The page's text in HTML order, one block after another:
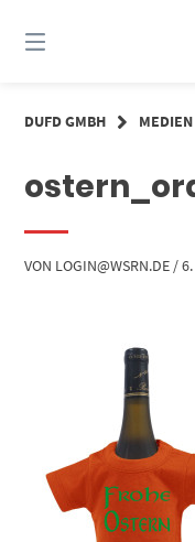
zum
Inhalt
DUFD GMBH MEDIEN
VON LOGIN@WSRN.DE /